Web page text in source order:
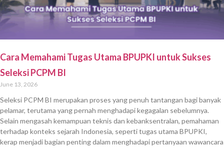
Cara Memahami Tugas Utama BPUPKI untuk Sukses
Seleksi PCPM BI
June 13, 2026
Seleksi PCPM BI merupakan proses yang penuh tantangan bagi banyak
pelamar, terutama yang pernah menghadapi kegagalan sebelumnya.
Selain mengasah kemampuan teknis dan kebanksentralan, pemahaman
terhadap konteks sejarah Indonesia, seperti tugas utama BPUPKI,
kerap menjadi bagian penting dalam menghadapi pertanyaan wawancara